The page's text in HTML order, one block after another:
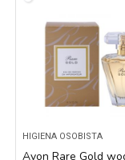
HIGIENA OSOBISTA
Avon Rare Gold